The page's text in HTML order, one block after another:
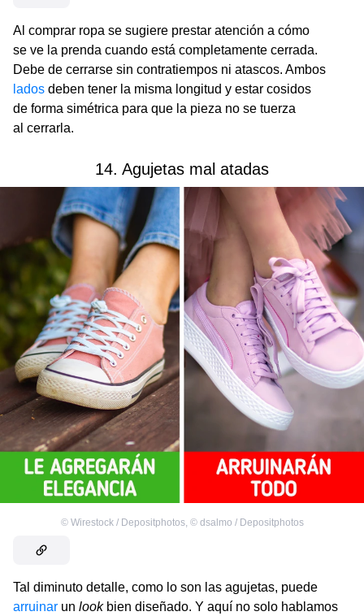
Al comprar ropa se sugiere prestar atención a cómo
se ve la prenda cuando está completamente cerrada.
Debe de cerrarse sin contratiempos ni atascos. Ambos
lados deben tener la misma longitud y estar cosidos
de forma simétrica para que la pieza no se tuerza
al cerrarla.
14. Agujetas mal atadas
© Wirestock / Depositphotos, © dsalmo / Depositphotos
Tal diminuto detalle, como lo son las agujetas, puede
arruinar un look bien diseñado. Y aquí no solo hablamos